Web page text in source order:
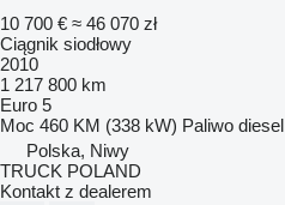
10 700 € ≈ 46 070 zł
Ciągnik siodłowy
2010
1 217 800 km
Euro 5
Moc 460 KM (338 kW) Paliwo diesel
Polska, Niwy
TRUCK POLAND
Kontakt z dealerem